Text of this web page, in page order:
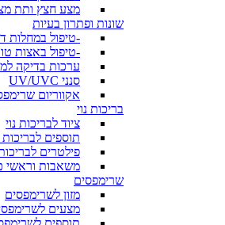
מצע חצץ ותת
שונות ופתרון בעיות
-טיפול במחלות
-טיפול באצות
ערכות בדיקה
סנני UV/UVC
אקווריום
בריכות נוי
ציוד לבריכות נוי
תוספים לבריכות
פילטרים לבריכות
משאבות וראשי
שרימפסים
מזון לשרימפסים
מצעים